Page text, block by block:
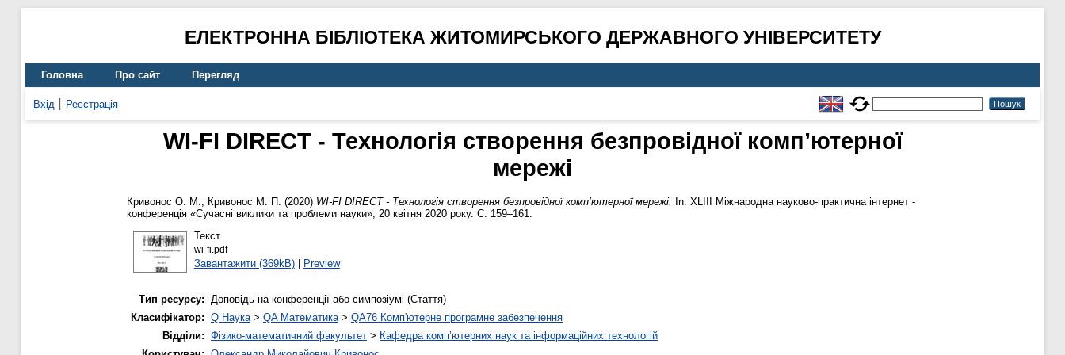
ЕЛЕКТРОННА БІБЛІОТЕКА ЖИТОМИРСЬКОГО ДЕРЖАВНОГО УНІВЕРСИТЕТУ
Головна Про сайт Перегляд
Вхід Реєстрація
WI-FI DIRECT - Технологія створення безпровідної комп’ютерної
мережі
Кривонос О. М., Кривонос М. П. (2020) WI-FI DIRECT - Технологія створення безпровідної комп’ютерної мережі.
In: ХLІIІ Мiжнародна науково-практична інтернет -
конференція «Сучасні виклики та проблеми науки», 20 квітня 2020 року. С. 159–161.
Текст
wi-fi.pdf
Завантажити (369kB)| Preview
Тип ресурсу: Доповідь на конференції або симпозіумі (Стаття)
Класифікатор: Q Наука> QA Математика> QA76 Комп'ютерне програмне забезпечення
Відділи: Фізико-математичний факультет > Кафедра комп’ютерних наук та інформаційних технологій